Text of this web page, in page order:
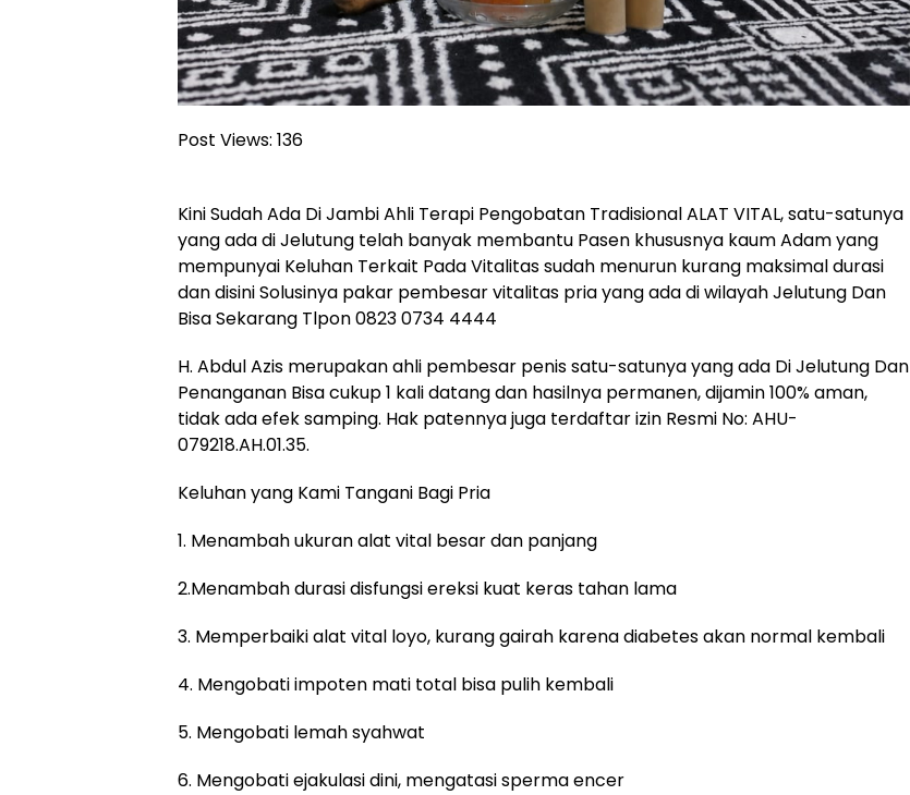
Post Views: 136
Kini Sudah Ada Di Jambi Ahli Terapi Pengobatan Tradisional ALAT VITAL, satu-satunya
yang ada di Jelutung telah banyak membantu Pasen khususnya kaum Adam yang
mempunyai Keluhan Terkait Pada Vitalitas sudah menurun kurang maksimal durasi
dan disini Solusinya pakar pembesar vitalitas pria yang ada di wilayah Jelutung Dan
Bisa Sekarang Tlpon 0823 0734 4444
H. Abdul Azis merupakan ahli pembesar penis satu-satunya yang ada Di Jelutung Dan
Penanganan Bisa cukup 1 kali datang dan hasilnya permanen, dijamin 100% aman,
tidak ada efek samping. Hak patennya juga terdaftar izin Resmi No: AHU-
079218.AH.01.35.
Keluhan yang Kami Tangani Bagi Pria
1. Menambah ukuran alat vital besar dan panjang
2.Menambah durasi disfungsi ereksi kuat keras tahan lama
3. Memperbaiki alat vital loyo, kurang gairah karena diabetes akan normal kembali
4. Mengobati impoten mati total bisa pulih kembali
5. Mengobati lemah syahwat
6. Mengobati ejakulasi dini, mengatasi sperma encer